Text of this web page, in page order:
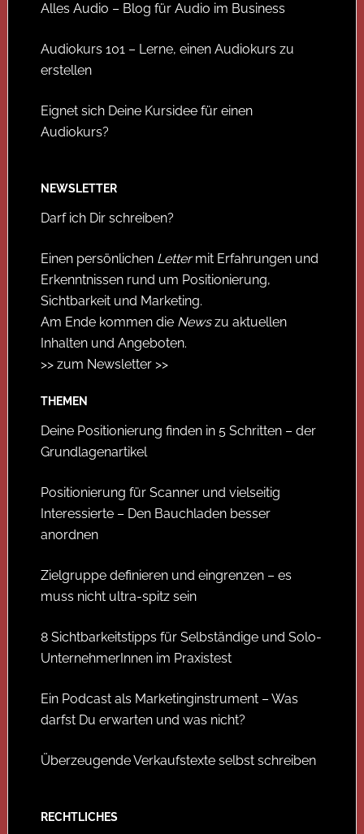
Alles Audio – Blog für Audio im Business
Audiokurs 101 – Lerne, einen Audiokurs zu
erstellen
Eignet sich Deine Kursidee für einen
Audiokurs?
NEWSLETTER
Darf ich Dir schreiben?
Einen persönlichen Lettermit Erfahrungen und
Erkenntnissen rund um Positionierung,
Sichtbarkeit und Marketing.
Am Ende kommen die Newszu aktuellen
Inhalten und Angeboten.
>> zum Newsletter >>
THEMEN
Deine Positionierung finden in 5 Schritten – der
Grundlagenartikel
Positionierung für Scanner und vielseitig
Interessierte – Den Bauchladen besser
anordnen
Zielgruppe definieren und eingrenzen – es
muss nicht ultra-spitz sein
8 Sichtbarkeitstipps für Selbständige und Solo-
UnternehmerInnen im Praxistest
Ein Podcast als Marketinginstrument – Was
darfst Du erwarten und was nicht?
Überzeugende Verkaufstexte selbst schreiben
RECHTLICHES